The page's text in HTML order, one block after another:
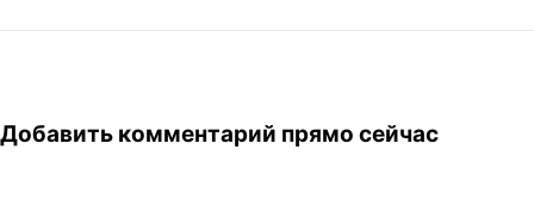
Добавить комментарий прямо сейчас